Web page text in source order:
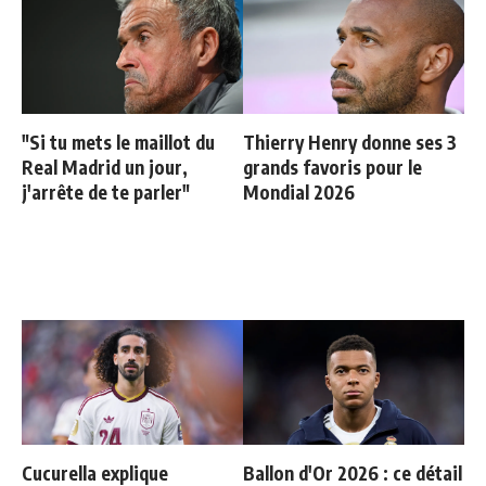
"Si tu mets le maillot du
Real Madrid un jour,
j'arrête de te parler"
Thierry Henry donne ses 3
grands favoris pour le
Mondial 2026
Cucurella explique
Ballon d'Or 2026 : ce détail